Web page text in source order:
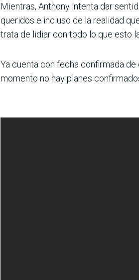
Mientras, Anthony intenta dar
queridos e incluso de la realidad
trata de lidiar con todo lo que esto
Ya cuenta con fecha confirmada
momento no hay planes